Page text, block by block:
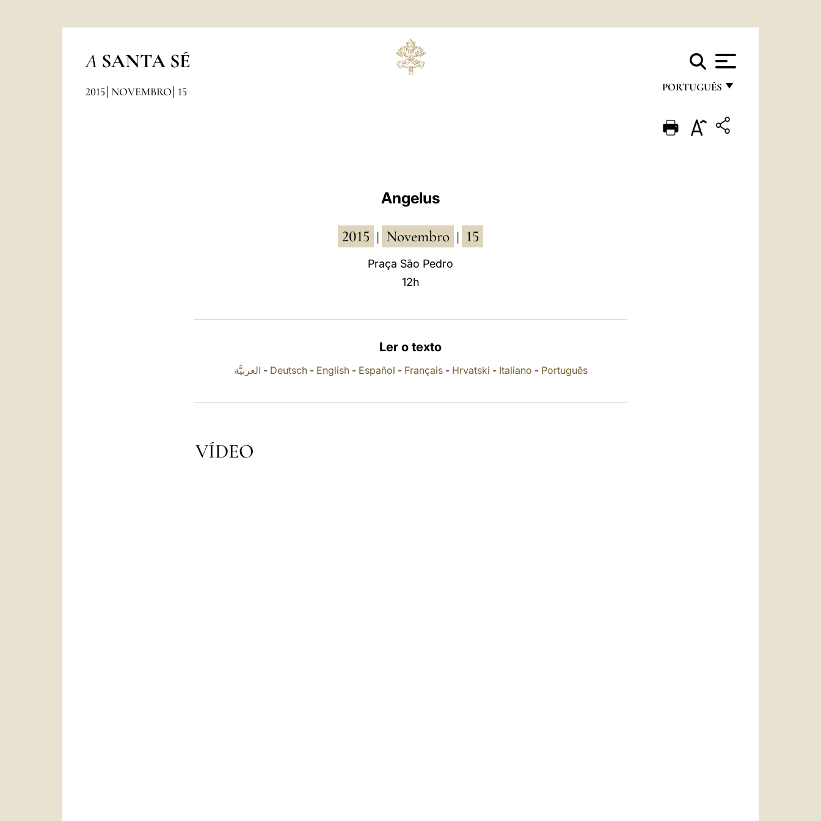
A SANTA SÉ
PORTUGUÊS
ENGLISH
2015 NOVEMBRO 15
Angelus
2015 Novembro 15
Praça São Pedro
12h
Ler o texto
العربيَّة - Deutsch- English- Español - Français- Hrvatski - Italiano - Português
VÍDEO